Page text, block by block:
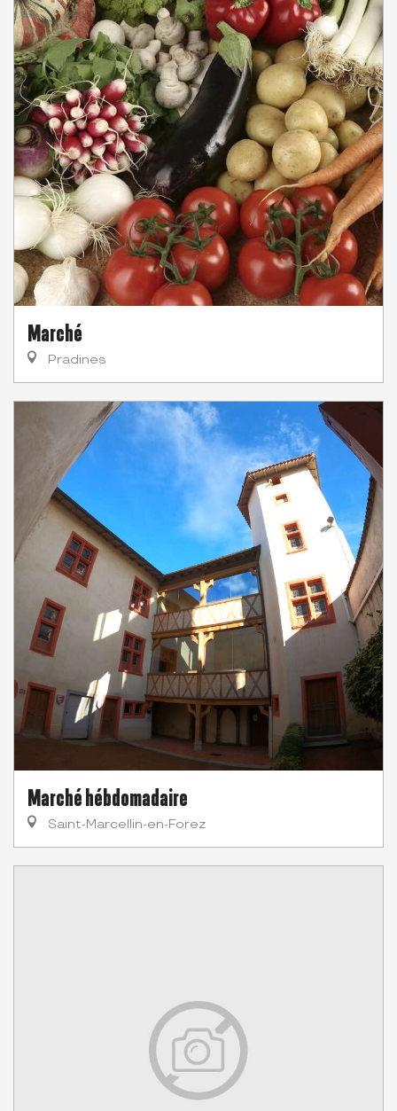
Marché
Pradines
Marché hébdomadaire
Saint-Marcellin-en-Forez